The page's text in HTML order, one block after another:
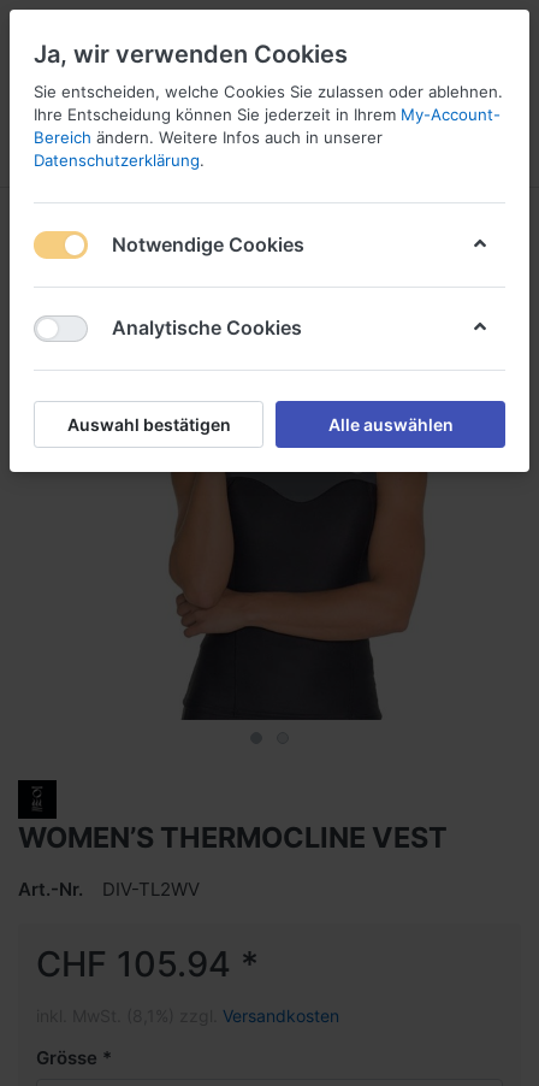
Menü Anmelden
16
WOMEN’S THERMOCLINE VEST
Art.-Nr. DIV-TL2WV
CHF 105.94 *
Versandkosten
Grösse
Ja, wir verwenden Cookies
Sie entscheiden, welche Cookies Sie zulassen oder ablehnen.
Ihre Entscheidung können Sie jederzeit in Ihrem My-Account-
Bereich ändern. Weitere Infos auch in unserer
Datenschutzerklärung.
Notwendige Cookies
Analytische Cookies
Auswahl bestätigen Alle auswählen